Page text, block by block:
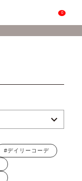
0
#デイリーコーデ